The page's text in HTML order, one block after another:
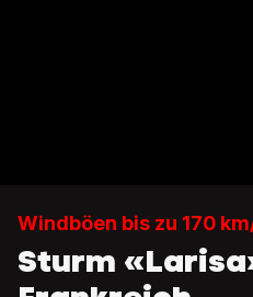
Windböen bis zu 170
Sturm